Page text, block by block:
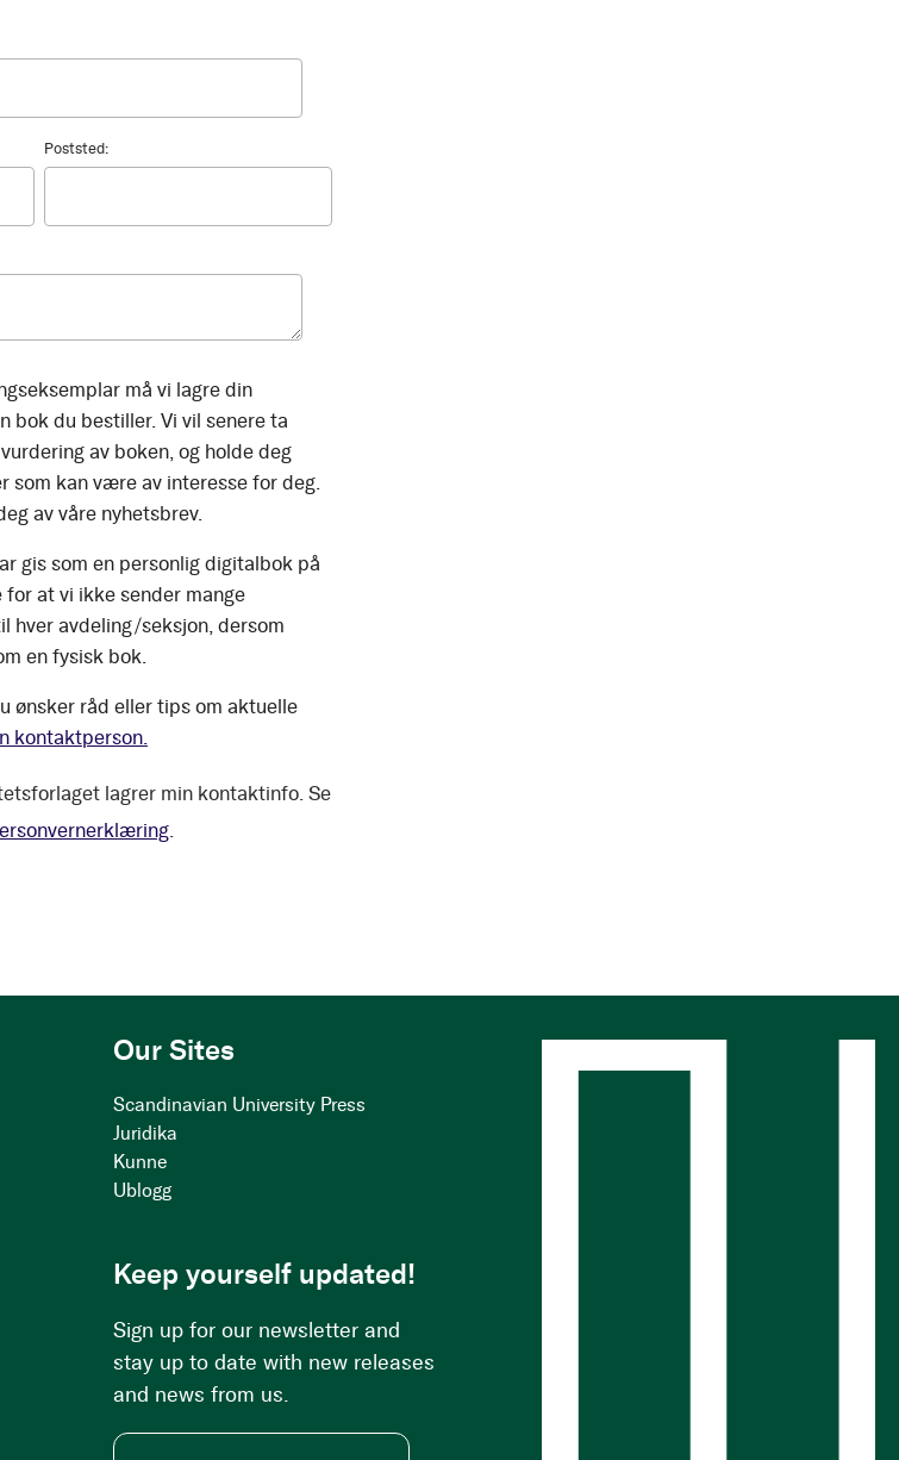
Poststed:
må vi lagre din
bok du bestiller. Vi vil senere ta
av boken, og holde deg
som kan være av interesse for deg.
av våre nyhetsbrev.
gis som en personlig digitalbok på
at vi ikke sender mange
hver avdeling/seksjon, dersom
en fysisk bok.
ønsker råd eller tips om aktuelle
kontaktperson.
lagrer min kontaktinfo. Se
.
Our Sites
Scandinavian University Press
Juridika
Kunne
Ublogg
Keep yourself updated!
Sign up for our newsletter and
stay up to date with new releases
and news from us.